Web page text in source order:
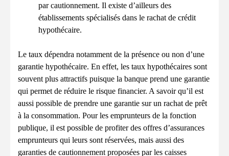
par cautionnement. Il existe d’ailleurs des
établissements spécialisés dans le rachat de crédit
hypothécaire.
Le taux dépendra notamment de la présence ou non d’une
garantie hypothécaire. En effet, les taux hypothécaires sont
souvent plus attractifs puisque la banque prend une garantie
qui permet de réduire le risque financier. A savoir qu’il est
aussi possible de prendre une garantie sur un rachat de prêt
à la consommation. Pour les emprunteurs de la fonction
publique, il est possible de profiter des offres d’assurances
emprunteurs qui leurs sont réservées, mais aussi des
garanties de cautionnement proposées par les caisses